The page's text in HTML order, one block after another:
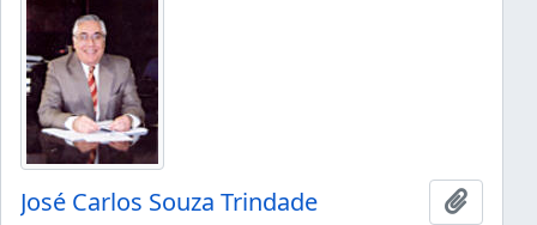
José Carlos Souza Trindade
Añadir